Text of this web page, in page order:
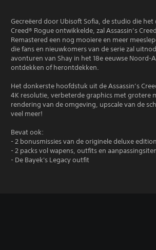
Gecreëerd door Ubisoft Sofia, de studio die het
Creed® Rogue ontwikkelde, zal Assassin’s
Remastered een nog mooiere en meer
die fans en nieuwkomers van de serie zal
avonturen van Shay in het 18e eeuwse Noord-
ontdekken of herontdekken.
Het donkerste hoofdstuk uit de Assassin’s
4K resolutie, verbeterde graphics met grotere
rendering van de omgeving, upscale van de
veel meer!
Bevat ook:
- 2 bonusmissies van de originele deluxe edition
- 2 packs vol wapens, outfits en
- De Bayek's Legacy outfit